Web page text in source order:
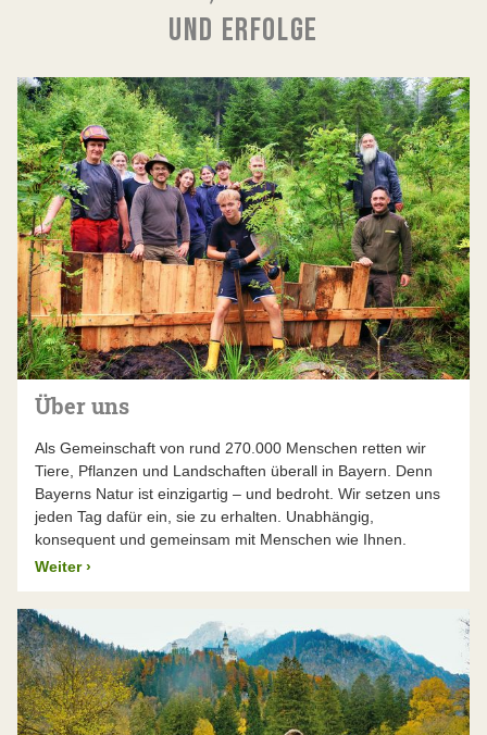
UND ERFOLGE
Über uns
Als Gemeinschaft von rund 270.000 Menschen retten wir
Tiere, Pflanzen und Landschaften überall in Bayern. Denn
Bayerns Natur ist einzigartig – und bedroht. Wir setzen uns
jeden Tag dafür ein, sie zu erhalten. Unabhängig,
konsequent und gemeinsam mit Menschen wie Ihnen.
Weiter ›